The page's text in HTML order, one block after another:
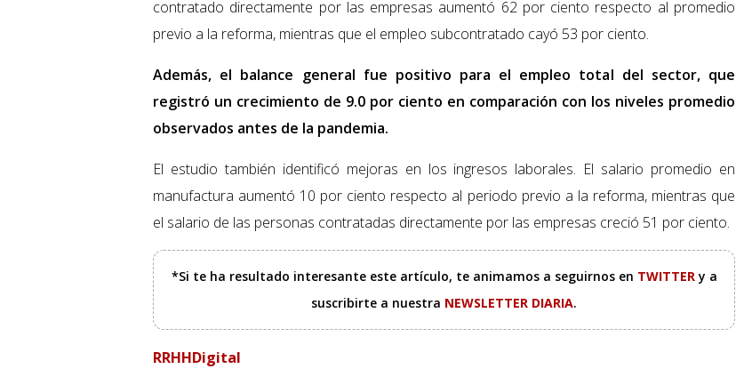
contratado directamente por las empresas aumentó 62 por ciento respecto al promedio
previo a la reforma, mientras que el empleo subcontratado cayó 53 por ciento.
Además, el balance general fue positivo para el empleo total del sector, que
registró un crecimiento de 9.0 por ciento en comparación con los niveles promedio
observados antes de la pandemia.
El estudio también identificó mejoras en los ingresos laborales. El salario promedio en
manufactura aumentó 10 por ciento respecto al periodo previo a la reforma, mientras que
el salario de las personas contratadas directamente por las empresas creció 51 por ciento.
*Si te ha resultado interesante este artículo, te animamos a seguirnos en TWITTERy a
suscribirte a nuestra NEWSLETTER DIARIA.
RRHHDigital